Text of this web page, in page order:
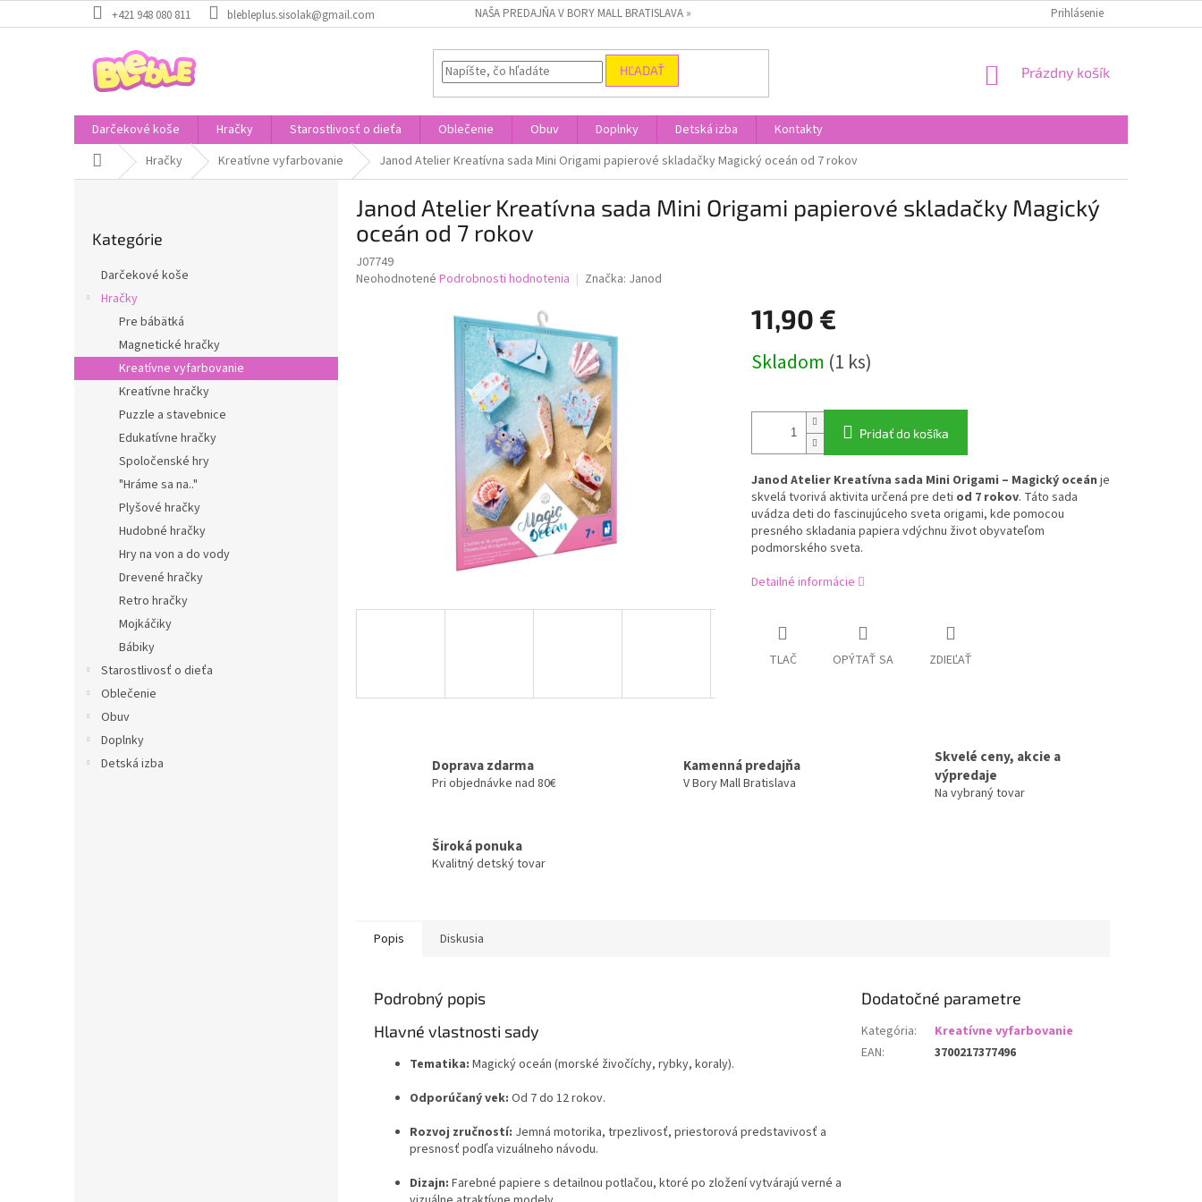
na
+421 948 080 811 blebleplus.sisolak@gmail.com NAŠA PREDAJŇA V BORY MALL BRATISLAVA » Prihlásenie
HĽADAŤ
NÁKUPNÝ
Prázdny košík
Darčekové koše Hračky Starostlivosť o dieťa Oblečenie Obuv Doplnky Detská izba
Kontakty
DomovHračky Kreatívne vyfarbovanie Janod Atelier Kreatívna sada Mini Origami papierové skladačky Magický oceán od 7 rokov
kategórie
Kategórie
Darčekové koše
Hračky
Pre bábätká
Magnetické hračky
Kreatívne vyfarbovanie
Kreatívne hračky
Puzzle a stavebnice
Edukatívne hračky
Spoločenské hry
"Hráme sa na.."
Plyšové hračky
Hudobné hračky
Hry na von a do vody
Drevené hračky
Retro hračky
Mojkáčiky
Bábiky
Starostlivosť o dieťa
Oblečenie
Obuv
Doplnky
Detská izba
Janod Atelier Kreatívna sada Mini Origami papierové skladačky Magický
oceán od 7 rokov
J07749
Priemerné
Neohodnotené Podrobnosti hodnotenia Značka: Janod
11,90 €
cena:
Skladom (1 ks)
Pridať do košíka
Janod Atelier Kreatívna sada Mini Origami – Magický oceán je
skvelá tvorivá aktivita určená pre deti od 7 rokov. Táto sada
uvádza deti do fascinujúceho sveta origami, kde pomocou
presného skladania papiera vdýchnu život obyvateľom
podmorského sveta.
Detailné informácie
TLAČ OPÝTAŤ SA ZDIEĽAŤ
Doprava zdarma
Pri objednávke nad 80€
Kamenná predajňa
V Bory Mall Bratislava
Skvelé ceny, akcie a
výpredaje
Na vybraný tovar
Široká ponuka
Kvalitný detský tovar
Popis Diskusia
Podrobný popis
Hlavné vlastnosti sady
Tematika: Magický oceán (morské živočíchy, rybky, koraly).
Odporúčaný vek: Od 7 do 12 rokov.
Rozvoj zručností: Jemná motorika, trpezlivosť, priestorová predstavivosť a
presnosť podľa vizuálneho návodu.
Dizajn: Farebné papiere s detailnou potlačou, ktoré po zložení vytvárajú verné a
Dodatočné parametre
Kategória:
Kreatívne vyfarbovanie
EAN: 3700217377496